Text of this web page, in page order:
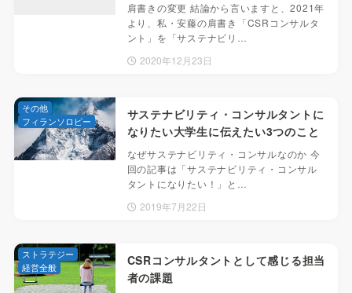
肩書きの変更 結論から言いますと、2021年
より、私・安藤の肩書き「CSRコンサルタ
ント」を「サステナビリ…
2020年12月23日
サステナビリティ・コンサルタントに
なりたい大学生に伝えたい3つのこと
なぜサステナビリティ・コンサルなのか 今
回の記事は「サステナビリティ・コンサル
タントになりたい！」と…
2019年7月22日
その他
フィランソロピー
CSRコンサルタントとして感じる担当
者の課題
ストラテジー
経営全般